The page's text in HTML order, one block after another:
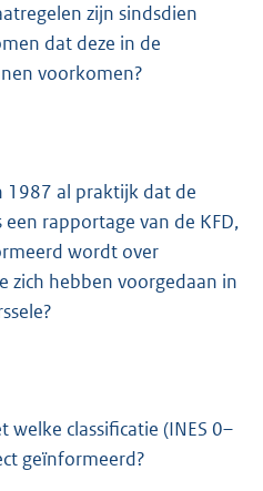
zijn sindsdien
dat deze in de
voorkomen?
1987 al praktijk dat de
rapportage van de KFD,
wordt over
zich hebben voorgedaan in
classificatie (INES 0–
geïnformeerd?